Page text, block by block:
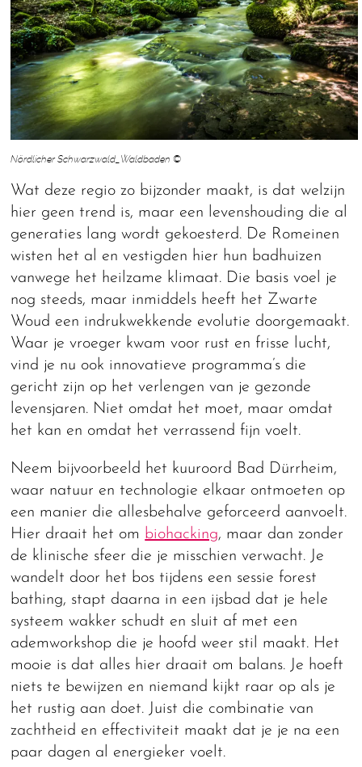
Nördlicher Schwarzwald_Waldbaden ©
Wat deze regio zo bijzonder maakt, is dat welzijn
hier geen trend is, maar een levenshouding die al
generaties lang wordt gekoesterd. De Romeinen
wisten het al en vestigden hier hun badhuizen
vanwege het heilzame klimaat. Die basis voel je
nog steeds, maar inmiddels heeft het Zwarte
Woud een indrukwekkende evolutie doorgemaakt.
Waar je vroeger kwam voor rust en frisse lucht,
vind je nu ook innovatieve programma’s die
gericht zijn op het verlengen van je gezonde
levensjaren. Niet omdat het moet, maar omdat
het kan en omdat het verrassend fijn voelt.
Neem bijvoorbeeld het kuuroord Bad Dürrheim,
waar natuur en technologie elkaar ontmoeten op
een manier die allesbehalve geforceerd aanvoelt.
Hier draait het om biohacking, maar dan zonder
de klinische sfeer die je misschien verwacht. Je
wandelt door het bos tijdens een sessie forest
bathing, stapt daarna in een ijsbad dat je hele
systeem wakker schudt en sluit af met een
ademworkshop die je hoofd weer stil maakt. Het
mooie is dat alles hier draait om balans. Je hoeft
niets te bewijzen en niemand kijkt raar op als je
het rustig aan doet. Juist die combinatie van
zachtheid en effectiviteit maakt dat je je na een
paar dagen al energieker voelt.